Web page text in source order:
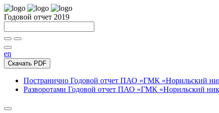
Годовой отчет 2019
en
Скачать PDF
Постранично Годовой отчет ПАО «ГМК «Норильский
Разворотами Годовой отчет ПАО «ГМК «Норильский